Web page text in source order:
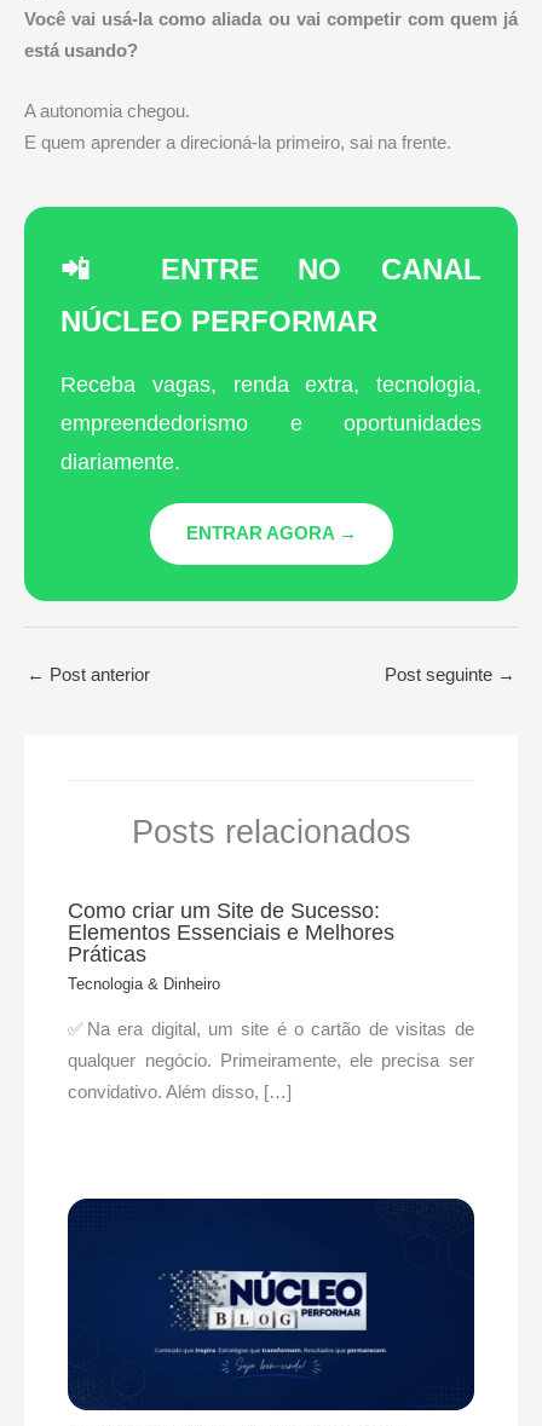
Você vai usá-la como aliada ou vai competir com quem já
está usando?
A autonomia chegou.
E quem aprender a direcioná-la primeiro, sai na frente.
📲 ENTRE NO CANAL
NÚCLEO PERFORMAR
Receba vagas, renda extra, tecnologia,
empreendedorismo e oportunidades
diariamente.
ENTRAR AGORA →
← Post anterior Post seguinte →
Posts relacionados
Como criar um Site de Sucesso:
Elementos Essenciais e Melhores
Práticas
Tecnologia & Dinheiro
✅Na era digital, um site é o cartão de visitas de
qualquer negócio. Primeiramente, ele precisa ser
convidativo. Além disso, […]